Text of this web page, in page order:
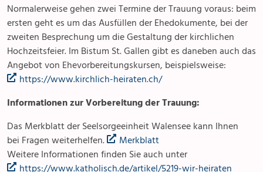
Normalerweise gehen zwei Termine der Trauung voraus: beim
ersten geht es um das Ausfüllen der Ehedokumente, bei der
zweiten Besprechung um die Gestaltung der kirchlichen
Hochzeitsfeier. Im Bistum St. Gallen gibt es daneben auch das
Angebot von Ehevorbereitungskursen, beispielsweise:
https://www.kirchlich-heiraten.ch/
Informationen zur Vorbereitung der Trauung:
Das Merkblatt der Seelsorgeeinheit Walensee kann Ihnen
bei Fragen weiterhelfen.
Merkblatt
Weitere Informationen finden Sie auch unter
https://www.katholisch.de/artikel/5219-wir-heiraten
Krankensalbung
Letzte Lebensphase & Tod
Kirchliche Berufungen & Berufe